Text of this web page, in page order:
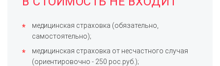
медицинская страховка (обязательно,
самостоятельно);
медицинская страховка от несчастного случая
(ориентировочно - 250 рос.руб.);